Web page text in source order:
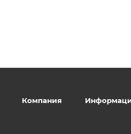
Компания